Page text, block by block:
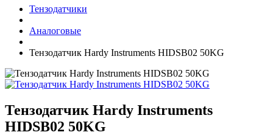
Тензодатчики
Аналоговые
Тензодатчик Hardy Instruments HIDSB02 50KG
Тензодатчик Hardy Instruments
HIDSB02 50KG